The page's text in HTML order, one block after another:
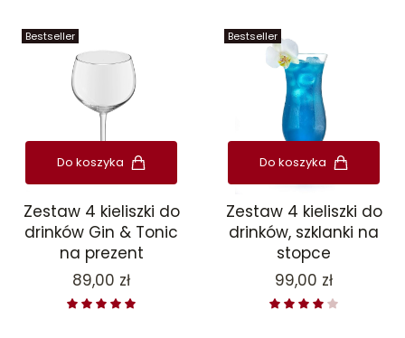
Bestseller
Do koszyka
Zestaw 4 kieliszki do
drinków Gin & Tonic
na prezent
Cena
89,00 zł
Bestseller
Do koszyka
Zestaw 4 kieliszki do
drinków, szklanki na
stopce
Cena
99,00 zł